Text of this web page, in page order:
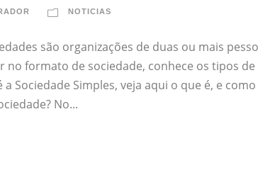
NOTICIAS
são organizações de duas ou mais
no formato de sociedade, conhece os tipos
Sociedade Simples, veja aqui o que é, e
No...